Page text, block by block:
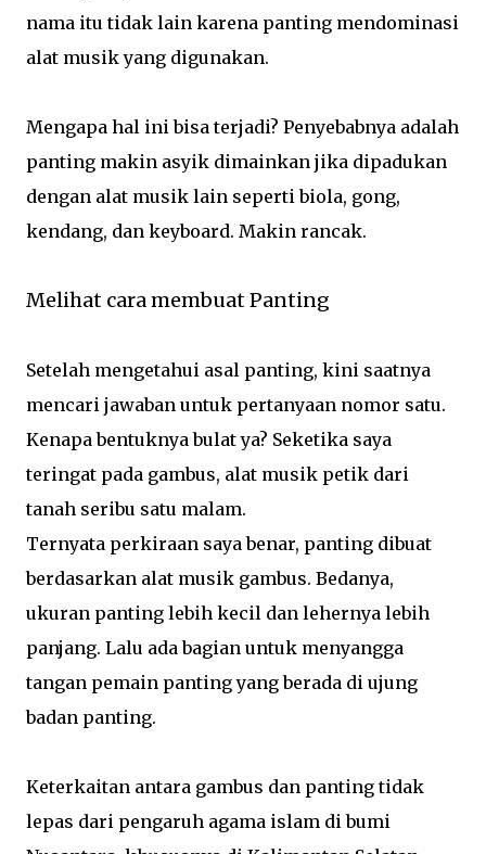
nama itu tidak lain karena panting mendominasi
alat musik yang digunakan.
Mengapa hal ini bisa terjadi? Penyebabnya adalah
panting makin asyik dimainkan jika dipadukan
dengan alat musik lain seperti biola, gong,
kendang, dan keyboard. Makin rancak.
Melihat cara membuat Panting
Setelah mengetahui asal panting, kini saatnya
mencari jawaban untuk pertanyaan nomor satu.
Kenapa bentuknya bulat ya? Seketika saya
teringat pada gambus, alat musik petik dari
tanah seribu satu malam.
Ternyata perkiraan saya benar, panting dibuat
berdasarkan alat musik gambus. Bedanya,
ukuran panting lebih kecil dan lehernya lebih
panjang. Lalu ada bagian untuk menyangga
tangan pemain panting yang berada di ujung
badan panting.
Keterkaitan antara gambus dan panting tidak
lepas dari pengaruh agama islam di bumi